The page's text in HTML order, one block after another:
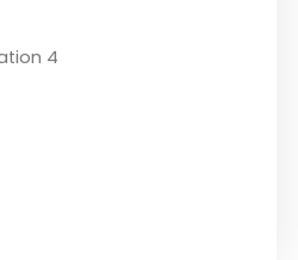
eligieran ayer día 6
por ser la fecha de
original,...
4